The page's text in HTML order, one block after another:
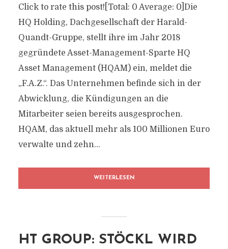
Click to rate this post![Total: 0 Average: 0]Die
HQ Holding, Dachgesellschaft der Harald-
Quandt-Gruppe, stellt ihre im Jahr 2018
gegründete Asset-Management-Sparte HQ
Asset Management (HQAM) ein, meldet die
„F.A.Z.“. Das Unternehmen befinde sich in der
Abwicklung, die Kündigungen an die
Mitarbeiter seien bereits ausgesprochen.
HQAM, das aktuell mehr als 100 Millionen Euro
verwalte und zehn...
WEITERLESEN
HT GROUP: STÖCKL WIRD